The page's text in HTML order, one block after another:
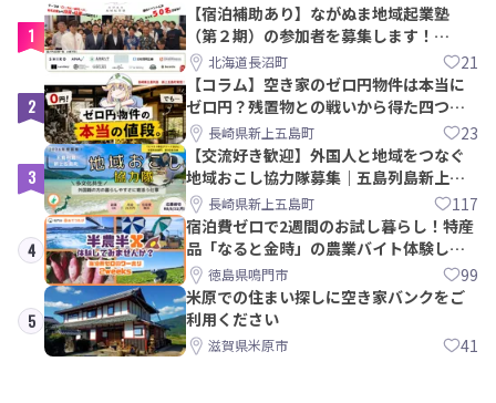
1
【宿泊補助あり】ながぬま地域起業塾
（第２期）の参加者を募集します！
【8/21〆】
北海道長沼町 21
2
【コラム】空き家のゼロ円物件は本当に
ゼロ円？残置物との戦いから得た四つの
教訓｜新上五島町
長崎県新上五島町 23
3
【交流好き歓迎】外国人と地域をつなぐ
地域おこし協力隊募集｜五島列島新上五
島町長崎県新上五島町 117
4
宿泊費ゼロで2週間のお試し暮らし！特産
品「なると金時」の農業バイト体験して
みませんか？
徳島県鳴門市 99
5
米原での住まい探しに空き家バンクをご
利用ください
滋賀県米原市 41